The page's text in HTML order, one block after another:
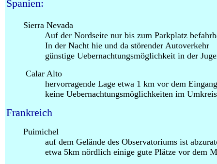
Spanien:
Sierra Nevada
Auf der Nordseite nur bis zum Parkplatz
In der Nacht hie und da störender Autoverkehr
günstige Uebernachtungsmöglichkeit in der
Calar Alto
hervorragende Lage etwa 1 km vor dem Eingang
keine Uebernachtungsmöglichkeiten im Umkreis
Frankreich
Puimichel
auf dem Gelände des Observatoriums ist
etwa 5km nördlich einige gute Plätze vor dem